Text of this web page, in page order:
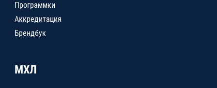
Программки
Аккредитация
Брендбук
МХЛ